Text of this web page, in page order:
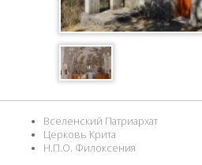
Вселенский Патриархат
Церковь Крита
Н.П.О. Филоксения